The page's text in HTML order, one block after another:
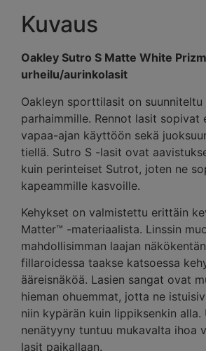
Kuvaus
Oakley Sutro S Matte White
urheilu/aurinkolasit
Oakleyn sporttilasit on suunniteltu
parhaimmille. Rennot lasit sopivat
vapaa-ajan käyttöön sekä
tiellä. Sutro S -lasit ovat
kuin perinteiset Sutrot, joten ne
kapeammille kasvoille.
Kehykset on valmistettu erittäin
Matter™ -materiaalista. Linssin
mahdollisimman laajan
fillaroidessa taakse katsoessa
ääreisnäköä. Lasien sangat ovat
hieman ohuemmat, jotta ne
niin kypärän kuin lippiksenkin alla.
nenätyyny tuntuu mukavalta ihoa
lasit paikallaan.